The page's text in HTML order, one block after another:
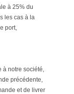
à 25% du
les cas à la
port,
à notre société,
précédente,
et de livrer